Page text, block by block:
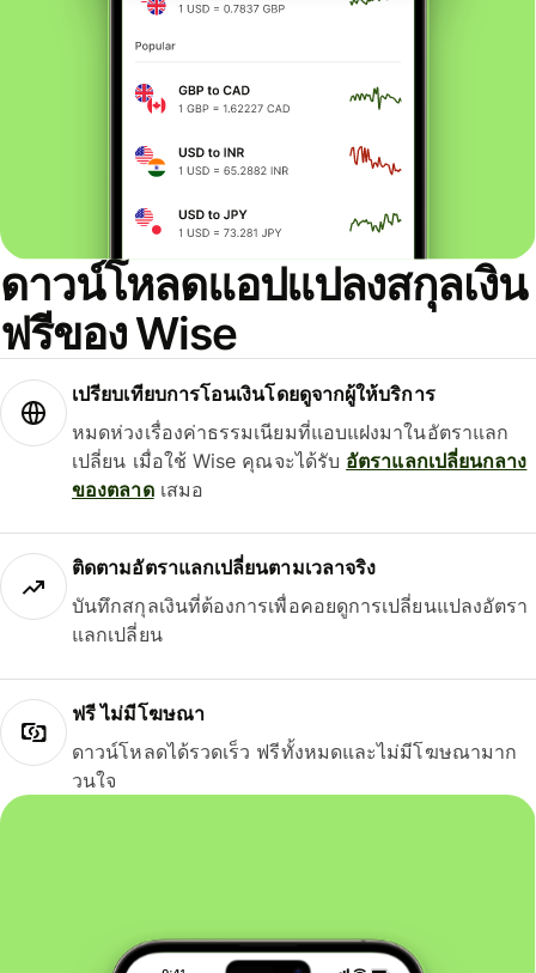
ดาวน์โหลดแอปแปลงสกุลเงิน
ฟรีของ Wise
เปรียบเทียบการโอนเงินโดยดูจากผู้ให้บริการ
หมดห่วงเรื่องค่าธรรมเนียมที่แอบแฝงมาในอัตราแลก
เปลี่ยน เมื่อใช้ Wise คุณจะได้รับ อัตราแลกเปลี่ยนกลาง
ของตลาดเสมอ
ติดตามอัตราแลกเปลี่ยนตามเวลาจริง
บันทึกสกุลเงินที่ต้องการเพื่อคอยดูการเปลี่ยนแปลงอัตรา
แลกเปลี่ยน
ฟรี ไม่มีโฆษณา
ดาวน์โหลดได้รวดเร็ว ฟรีทั้งหมดและไม่มีโฆษณามาก
วนใจ